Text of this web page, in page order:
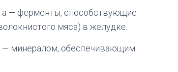
— ферменты, способствующие
мяса) в желудке.
— минералом, обеспечивающим